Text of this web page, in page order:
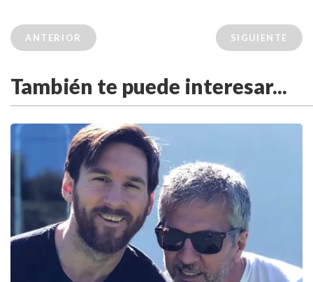
ANTERIOR SIGUIENTE
También te puede interesar...